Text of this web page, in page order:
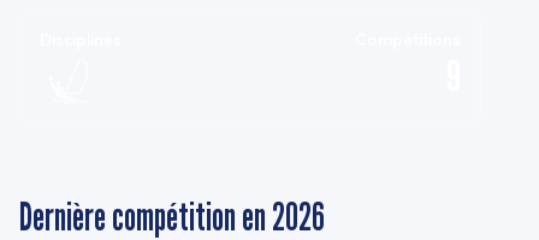
Dernière compétition en 2026